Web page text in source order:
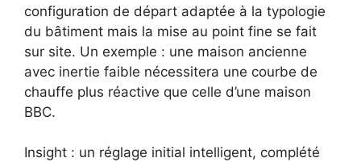
configuration de départ adaptée à la typologie
du bâtiment mais la mise au point fine se fait
sur site. Un exemple : une maison ancienne
avec inertie faible nécessitera une courbe de
chauffe plus réactive que celle d’une maison
BBC.
Insight : un réglage initial intelligent, complété